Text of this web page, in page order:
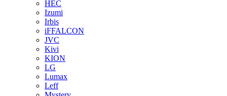
HEC
Izumi
Irbis
iFFALCON
JVC
Kivi
KION
LG
Lumax
Leff